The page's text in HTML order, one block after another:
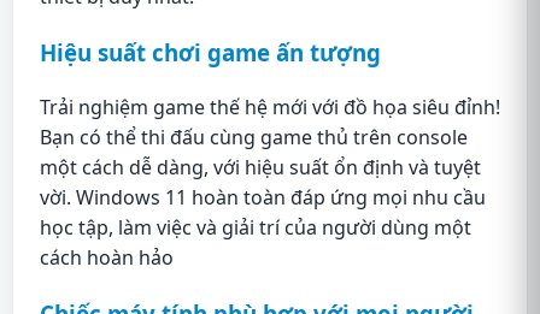
Hiệu suất chơi game ấn tượng
Trải nghiệm game thế hệ mới với đồ họa siêu đỉnh!
Bạn có thể thi đấu cùng game thủ trên console
một cách dễ dàng, với hiệu suất ổn định và tuyệt
vời. Windows 11 hoàn toàn đáp ứng mọi nhu cầu
học tập, làm việc và giải trí của người dùng một
cách hoàn hảo